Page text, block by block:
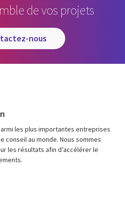
de vos projets
nous
les plus importantes entreprises
conseil au monde. Nous sommes
les résultats afin d’accélérer le